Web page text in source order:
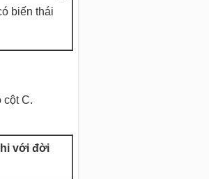
biến thái
cột C.
với đời